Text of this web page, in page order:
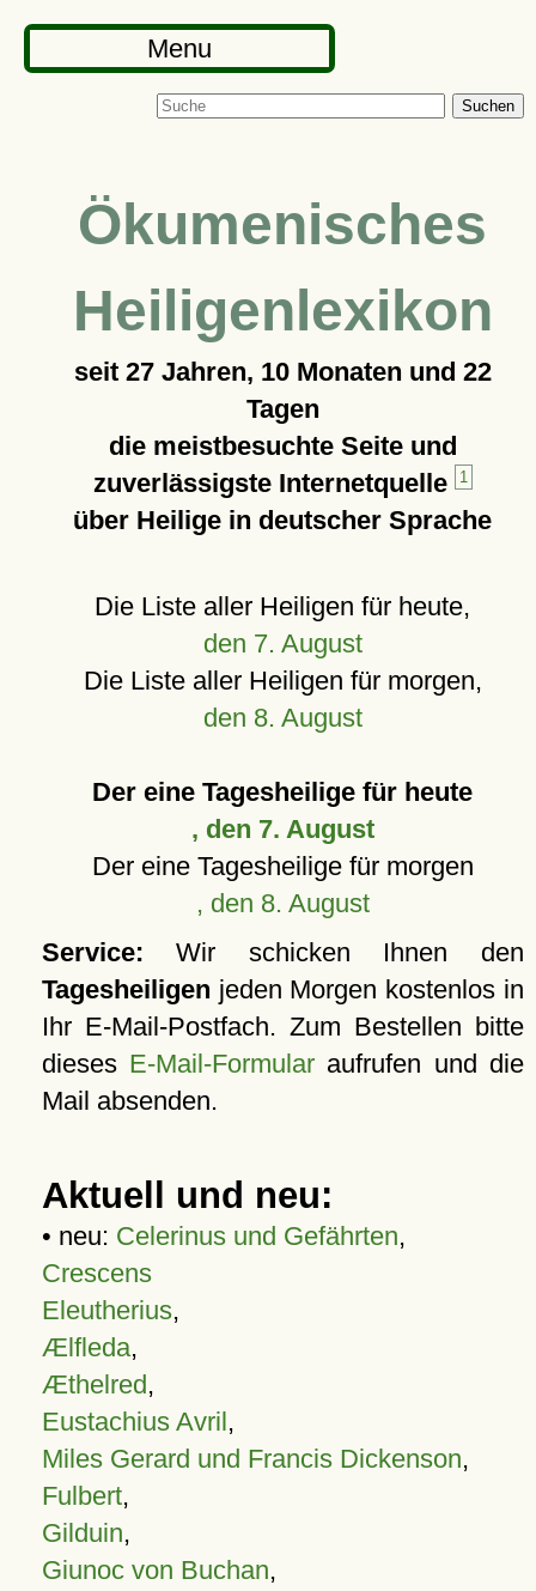
Menu
Suchen
Ökumenisches
Heiligenlexikon
seit 27 Jahren, 10 Monaten und 22
Tagen
die meistbesuchte Seite und
zuverlässigste Internetquelle
1
über Heilige in deutscher Sprache
Die Liste aller Heiligen für heute,
den 7. August
Die Liste aller Heiligen für morgen,
den 8. August
Der eine Tagesheilige für heute
, den 7. August
Der eine Tagesheilige für morgen
, den 8. August
Service: Wir schicken Ihnen den
Tagesheiligen jeden Morgen kostenlos in
Ihr E-Mail-Postfach. Zum Bestellen bitte
dieses E-Mail-Formular aufrufen und die
Mail absenden.
Aktuell und neu:
• neu: Celerinus und Gefährten,
Crescens
Eleutherius,
Ælfleda,
Æthelred,
Eustachius Avril,
Miles Gerard und Francis Dickenson,
Fulbert,
Gilduin,
Giunoc von Buchan,